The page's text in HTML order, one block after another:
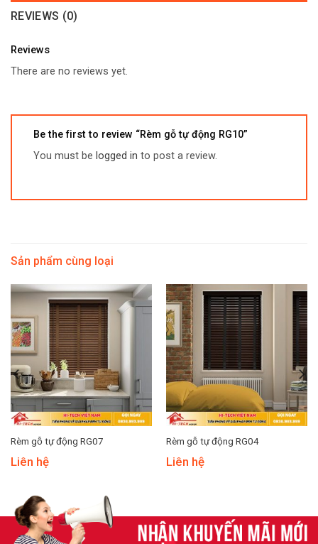
REVIEWS (0)
Reviews
There are no reviews yet.
Be the first to review “Rèm gỗ tự động RG10”
You must be logged in to post a review.
Sản phẩm cùng loại
Rèm gỗ tự động RG07
Liên hệ
Rèm gỗ tự động RG04
Liên hệ